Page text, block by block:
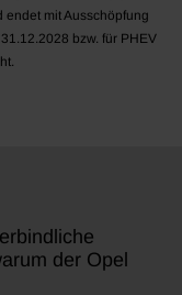
mit Ausschöpfung
bzw. für PHEV
der Opel